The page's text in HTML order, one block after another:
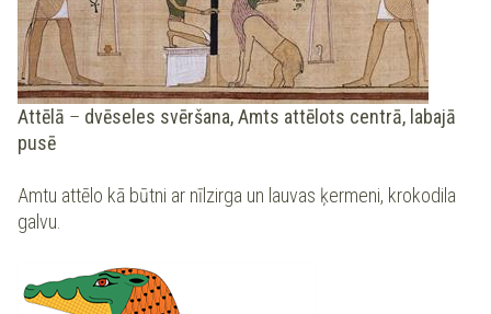
Attēlā – dvēseles svēršana, Amts attēlots centrā, labajā
pusē
Amtu attēlo kā būtni ar nīlzirga un lauvas ķermeni, krokodila
galvu.